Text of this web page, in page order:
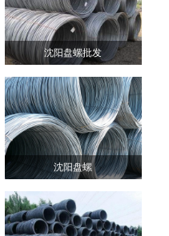
沈阳盘螺批发
沈阳盘螺